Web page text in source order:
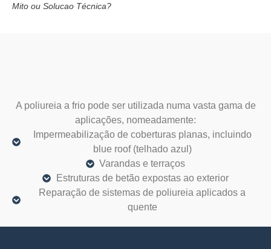
Mito ou Solucao Técnica?
A poliureia a frio pode ser utilizada numa vasta gama de
aplicações, nomeadamente:
Impermeabilização de coberturas planas, incluindo
blue roof (telhado azul)
Varandas e terraços
Estruturas de betão expostas ao exterior
Reparação de sistemas de poliureia aplicados a
quente